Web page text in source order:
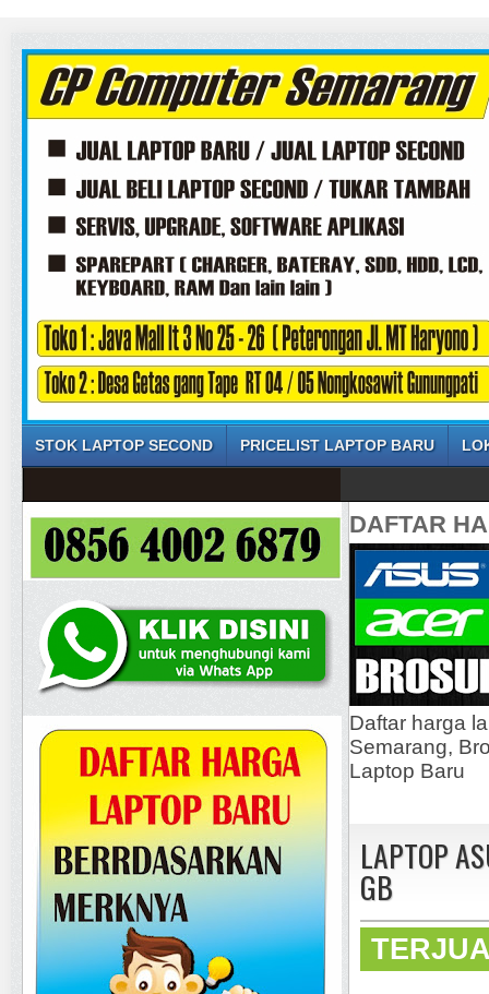
STOK LAPTOP SECOND PRICELIST LAPTOP BARU
DAFTAR
Daftar harga
Semarang,
Laptop Baru
LAPTOP
GB